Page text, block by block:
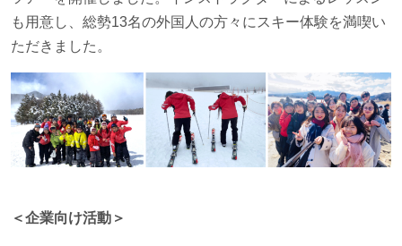
も用意し、総勢13名の外国人の方々にスキー体験を満喫い
ただきました。
＜企業向け活動＞